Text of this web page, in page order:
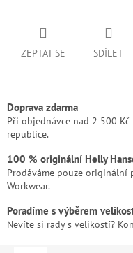
ZEPTAT SE SDÍLET
Doprava zdarma
Při objednávce nad 2 500
republice.
100 % originální Helly
Prodáváme pouze originální
Workwear.
Poradíme s výběrem
Nevíte si rady s velikostí?